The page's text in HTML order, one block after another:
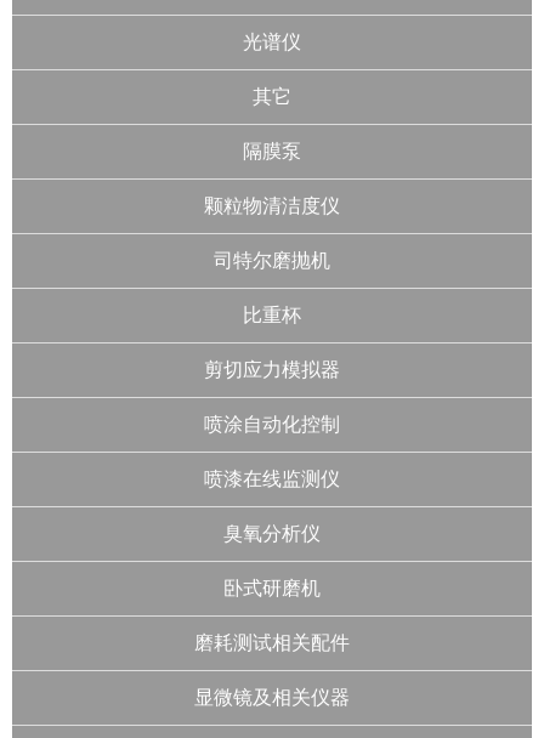
光谱仪
其它
隔膜泵
颗粒物清洁度仪
司特尔磨抛机
比重杯
剪切应力模拟器
喷涂自动化控制
喷漆在线监测仪
臭氧分析仪
卧式研磨机
磨耗测试相关配件
显微镜及相关仪器